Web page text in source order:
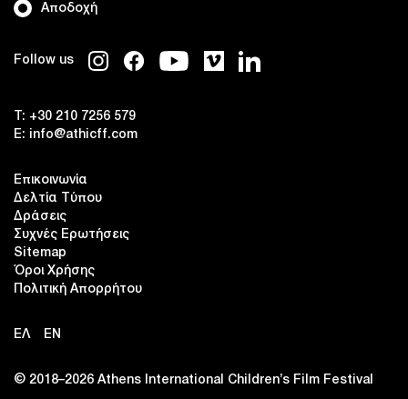
Follow us
T: +30 210 7256 579
E:
info@athicff.com
Επικοινωνία
Δελτία Τύπου
Δράσεις
Συχνές Ερωτήσεις
Sitemap
Όροι Χρήσης
Πολιτική Απορρήτου
ΕΛ EN
Αποδοχή
© 2018–2026 Αthens International Children’s Film Festival